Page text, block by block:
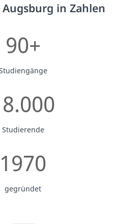
in Zahlen
90+
Studierende
1970
gegründet